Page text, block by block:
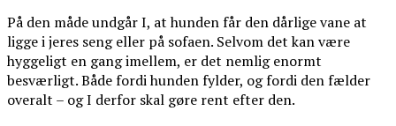
På den måde undgår I, at hunden får den dårlige vane at
ligge i jeres seng eller på sofaen. Selvom det kan være
hyggeligt en gang imellem, er det nemlig enormt
besværligt. Både fordi hunden fylder, og fordi den fælder
overalt – og I derfor skal gøre rent efter den.